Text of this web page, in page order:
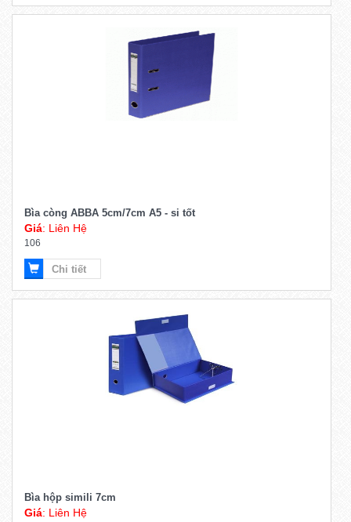
Bìa còng ABBA 5cm/7cm A5 - si tốt
Giá: Liên Hệ
106
Chi tiết
Bìa hộp simili 7cm
Giá: Liên Hệ